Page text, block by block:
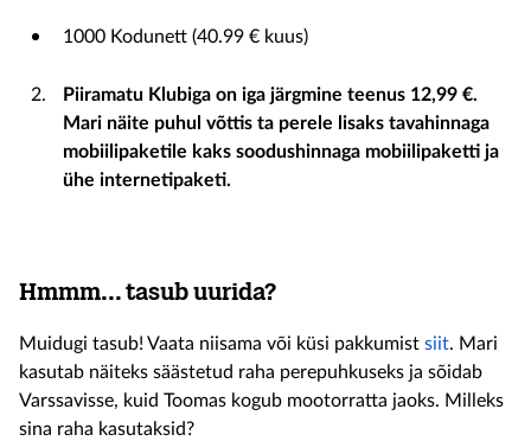
1000 Kodunett (40.99 € kuus)
Piiramatu Klubiga on iga järgmine teenus 12,99 €.
Mari näite puhul võttis ta perele lisaks tavahinnaga
mobiilipaketile kaks soodushinnaga mobiilipaketti ja
ühe internetipaketi.
Hmmm... tasub uurida?
Muidugi tasub! Vaata niisama või küsi pakkumist siit. Mari
kasutab näiteks säästetud raha perepuhkuseks ja sõidab
Varssavisse, kuid Toomas kogub mootorratta jaoks. Milleks
sina raha kasutaksid?